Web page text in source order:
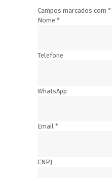
Campos marcados com *
Nome *
Telefone
WhatsApp
Email *
CNPJ